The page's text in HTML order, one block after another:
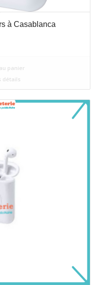
à Casablanca
panier
détails